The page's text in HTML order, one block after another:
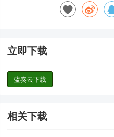
立即下载
蓝奏云下载
相关下载